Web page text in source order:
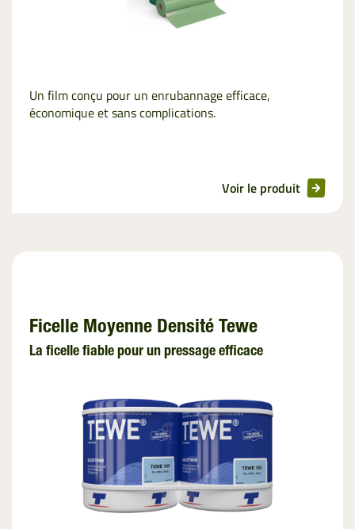
Un film conçu pour un enrubannage efficace,
économique et sans complications.
Voir le produit
Ficelle Moyenne Densité Tewe
La ficelle fiable pour un pressage efficace